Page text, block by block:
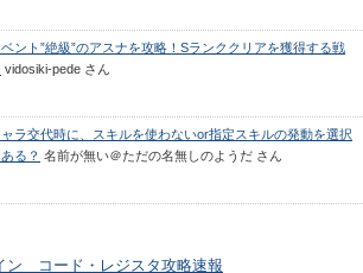
ント”絶級”のアスナを攻略！Sランククリアを獲得する戦
vidosiki-pede さん
ラ交代時に、スキルを使わないor指定スキルの発動を選択
る？ 名前が無い＠ただの名無しのようだ さん
ン コード・レジスタ攻略速報